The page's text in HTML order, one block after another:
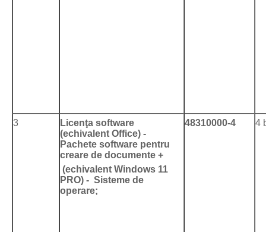
3
Licenţa software
(echivalent Office) -
Pachete software pentru
creare de documente +
(echivalent Windows 11
PRO) - Sisteme de
operare;
48310000-4 4